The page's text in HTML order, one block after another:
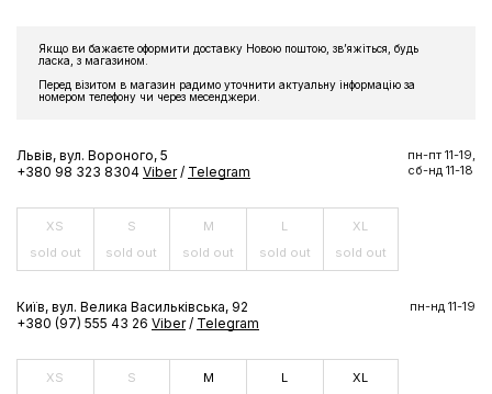
Якщо ви бажаєте оформити доставку Новою поштою, звʼяжіться, будь
ласка, з магазином.
Перед візитом в магазин радимо уточнити актуальну інформацію за
номером телефону чи через месенджери.
Львів, вул. Вороного, 5
+380 98 323 8304 Viber / Telegram
пн-пт 11-19,
сб-нд 11-18
XS
sold out
S
sold out
M
sold out
L
sold out
XL
sold out
Київ, вул. Велика Васильківська, 92
+380 (97) 555 43 26 Viber / Telegram
пн-нд 11-19
XS
S
M
L
XL
ЗАМОВЛЕННЯ
Підпишіться на розсилку та отримайте доступ до знижки та
ексклюзивних пропозицій бренду
ПІДПИСАТИСЬ ЗАРАЗ